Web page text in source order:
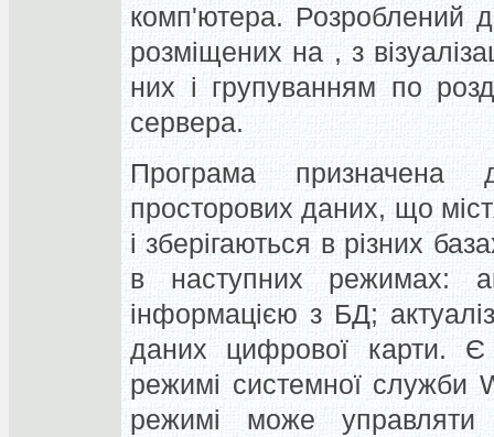
комп'ютера. Розроблений
розміщених на , з
них і групуванням по
сервера.
Програма призначена
просторових даних, що
і зберігаються в різних
в наступних режимах:
інформацією з БД;
даних цифрової карти.
режимі системної служби
режимі може управляти